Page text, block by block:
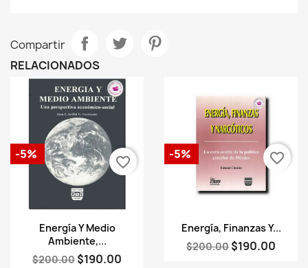
Compartir
RELACIONADOS
Vista rápida
Energía Y Medio
Ambiente,...
$200.00 $190.00
-5%
favorite_border
Vista rápida
Energía, Finanzas Y...
$200.00 $190.00
-5% favorite_border